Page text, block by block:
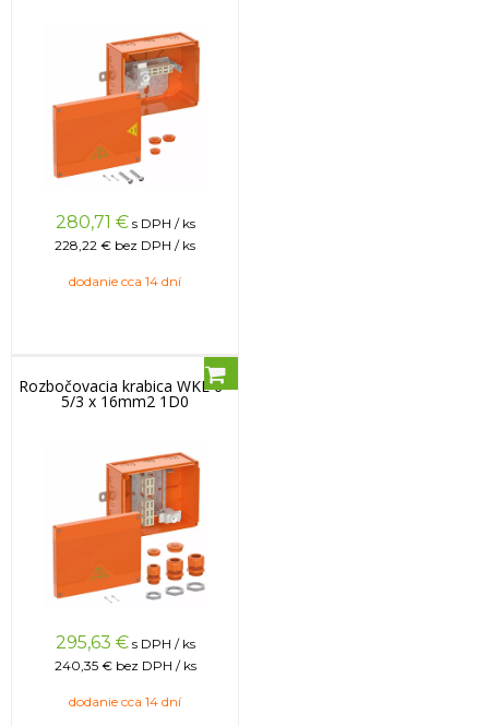
280,71 € s DPH / ks
228,22 € bez DPH / ks
dodanie cca 14 dní
Rozbočovacia krabica WKE 6 -
5/3 x 16mm2 1D0
295,63 € s DPH / ks
240,35 € bez DPH / ks
dodanie cca 14 dní